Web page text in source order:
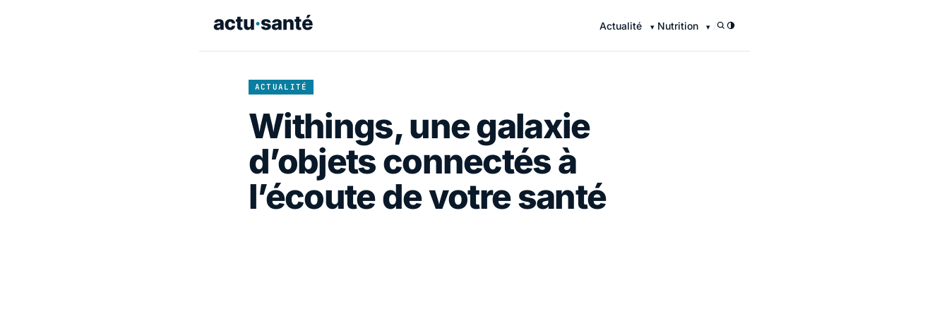
Actualité Nutrition /
ACTUALITÉ
Withings, une galaxie
d’objets connectés à
l’écoute de votre santé